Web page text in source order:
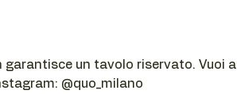
un tavolo riservato. Vuoi
@quo_milano